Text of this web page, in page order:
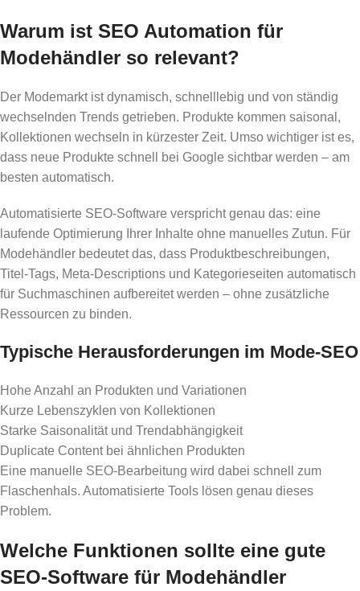
Warum ist SEO Automation für
Modehändler so relevant?
Der Modemarkt ist dynamisch, schnelllebig und von ständig
wechselnden Trends getrieben. Produkte kommen saisonal,
Kollektionen wechseln in kürzester Zeit. Umso wichtiger ist es,
dass neue Produkte schnell bei Google sichtbar werden – am
besten automatisch.
Automatisierte SEO-Software verspricht genau das: eine
laufende Optimierung Ihrer Inhalte ohne manuelles Zutun. Für
Modehändler bedeutet das, dass Produktbeschreibungen,
Titel-Tags, Meta-Descriptions und Kategorieseiten automatisch
für Suchmaschinen aufbereitet werden – ohne zusätzliche
Ressourcen zu binden.
Typische Herausforderungen im Mode-SEO
Hohe Anzahl an Produkten und Variationen
Kurze Lebenszyklen von Kollektionen
Starke Saisonalität und Trendabhängigkeit
Duplicate Content bei ähnlichen Produkten
Eine manuelle SEO-Bearbeitung wird dabei schnell zum
Flaschenhals. Automatisierte Tools lösen genau dieses
Problem.
Welche Funktionen sollte eine gute
SEO-Software für Modehändler